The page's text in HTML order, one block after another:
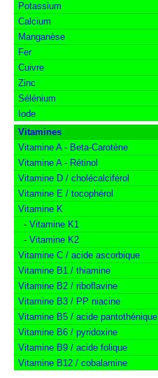
Potassium
Calcium
Manganèse
Fer
Cuivre
Zinc
Sélénium
Iode
Vitamines
Vitamine A - Beta-Carotène
Vitamine A - Rétinol
Vitamine D / cholécalciférol
Vitamine E / tocophérol
Vitamine K
- Vitamine K1
- Vitamine K2
Vitamine C / acide ascorbique
Vitamine B1 / thiamine
Vitamine B2 / riboflavine
Vitamine B3 / PP niacine
Vitamine B5 / acide pantothénique
Vitamine B6 / pyridoxine
Vitamine B9 / acide folique
Vitamine B12 / cobalamine